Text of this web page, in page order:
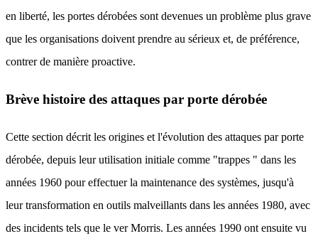
en liberté, les portes dérobées sont devenues un problème plus grave
que les organisations doivent prendre au sérieux et, de préférence,
contrer de manière proactive.
Brève histoire des attaques par porte dérobée
Cette section décrit les origines et l'évolution des attaques par porte
dérobée, depuis leur utilisation initiale comme "trappes " dans les
années 1960 pour effectuer la maintenance des systèmes, jusqu'à
leur transformation en outils malveillants dans les années 1980, avec
des incidents tels que le ver Morris. Les années 1990 ont ensuite vu